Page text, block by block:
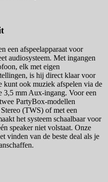
een afspeelapparaat voor
audiosysteem. Met ingangen
elk met eigen
is hij direct klaar voor
kunt ook muziek afspelen via de
mm Aux-ingang. Voor een
PartyBox-modellen
(TWS) of met een
het systeem schaalbaar voor
speaker niet volstaat. Onze
vinden van de beste deal als je